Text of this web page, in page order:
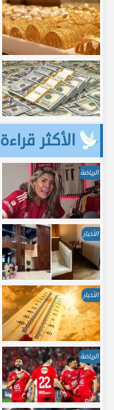
الأكثر قراءة
الرياضة
الأخبار
الأخبار
الرياضة